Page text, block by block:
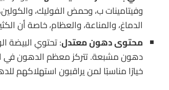
وفيتامينات ب، وحمض الفوليك،
الدماغ، والمناعة، والعظام، خاصة أن
محتوى دهون معتدل
دهون مشبعة. تتركز معظم الدهون في
خيارًا مناسبًا لمن يراقبون استهلاكهم